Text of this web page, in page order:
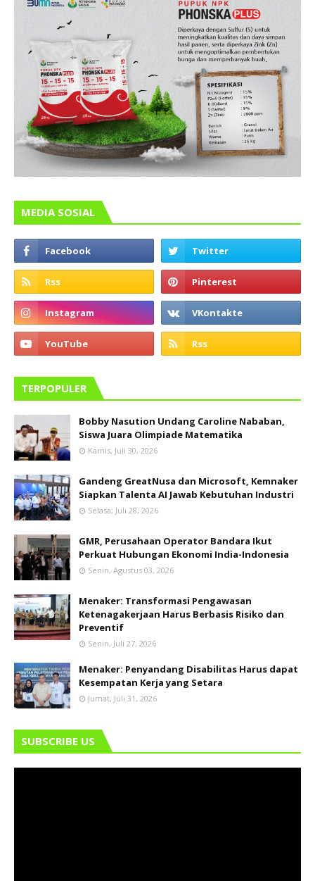
MEDIA SOSIAL
TERPOPULER
Bobby Nasution Undang Caroline Nababan,
Siswa Juara Olimpiade Matematika
Kamis, Juli 30, 2026
Gandeng GreatNusa dan Microsoft, Kemnaker
Siapkan Talenta AI Jawab Kebutuhan Industri
Selasa, Juli 28, 2026
GMR, Perusahaan Operator Bandara Ikut
Perkuat Hubungan Ekonomi India-Indonesia
Senin, Agustus 03, 2026
Menaker: Transformasi Pengawasan
Ketenagakerjaan Harus Berbasis Risiko dan
Preventif
Senin, Juli 27, 2026
Menaker: Penyandang Disabilitas Harus dapat
Kesempatan Kerja yang Setara
Jumat, Juli 31, 2026
SUBSCRIBE US